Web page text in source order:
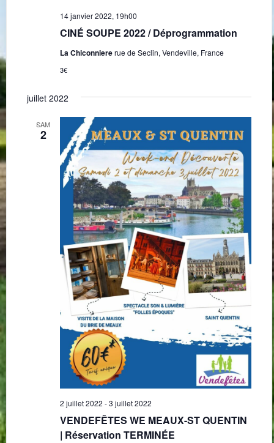
CINÉ SOUPE 2022 / Déprogrammation
14 janvier 2022, 19h00
La Chiconniererue de Seclin, Vendeville, France
3€
juillet 2022
SAM
2
VENDEFÊTES WE MEAUX-ST QUENTIN
| Réservation TERMINÉE
2 juillet 2022 -3 juillet 2022